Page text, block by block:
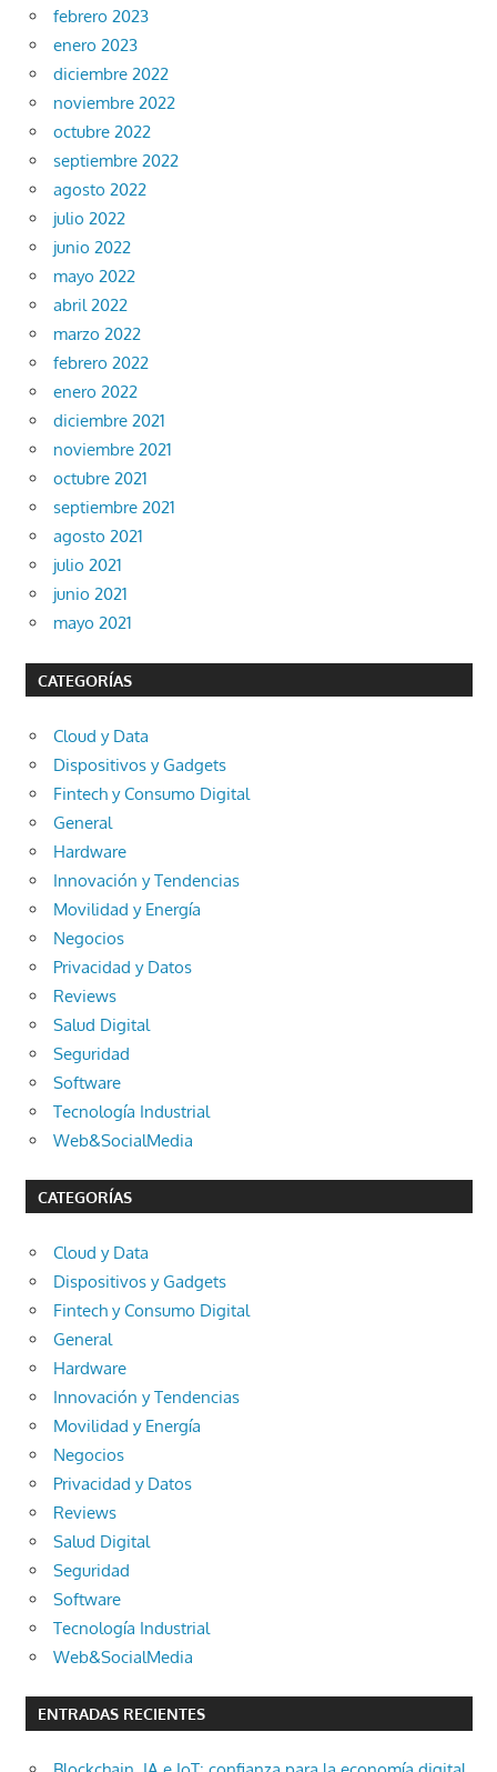
febrero 2023
enero 2023
diciembre 2022
noviembre 2022
octubre 2022
septiembre 2022
agosto 2022
julio 2022
junio 2022
mayo 2022
abril 2022
marzo 2022
febrero 2022
enero 2022
diciembre 2021
noviembre 2021
octubre 2021
septiembre 2021
agosto 2021
julio 2021
junio 2021
mayo 2021
CATEGORÍAS
Cloud y Data
Dispositivos y Gadgets
Fintech y Consumo Digital
General
Hardware
Innovación y Tendencias
Movilidad y Energía
Negocios
Privacidad y Datos
Reviews
Salud Digital
Seguridad
Software
Tecnología Industrial
Web&SocialMedia
CATEGORÍAS
Cloud y Data
Dispositivos y Gadgets
Fintech y Consumo Digital
General
Hardware
Innovación y Tendencias
Movilidad y Energía
Negocios
Privacidad y Datos
Reviews
Salud Digital
Seguridad
Software
Tecnología Industrial
Web&SocialMedia
ENTRADAS RECIENTES